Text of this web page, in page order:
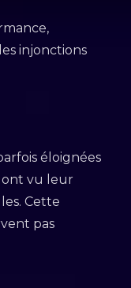
injonctions
éloignées
ont vu leur
Cette
pas